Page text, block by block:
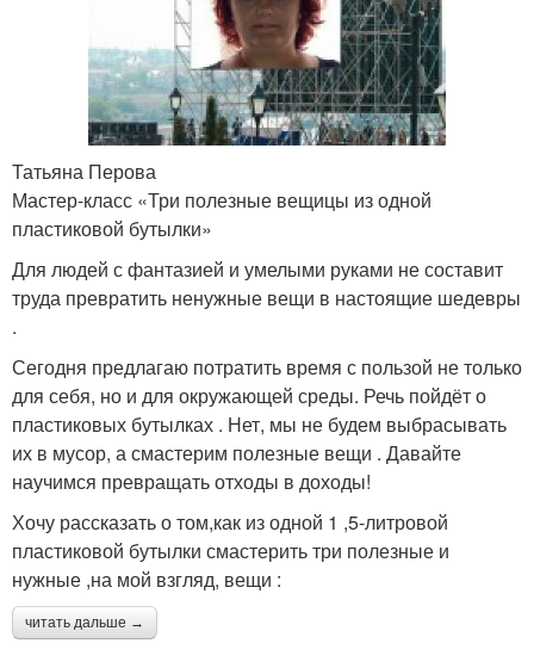
Татьяна Перова
Мастер-класс «Три полезные вещицы из одной
пластиковой бутылки»
Для людей с фантазией и умелыми руками не составит
труда превратить ненужные вещи в настоящие шедевры
.
Сегодня предлагаю потратить время с пользой не только
для себя, но и для окружающей среды. Речь пойдёт о
пластиковых бутылках . Нет, мы не будем выбрасывать
их в мусор, а смастерим полезные вещи . Давайте
научимся превращать отходы в доходы!
Хочу рассказать о том,как из одной 1 ,5-литровой
пластиковой бутылки смастерить три полезные и
нужные ,на мой взгляд, вещи :
читать дальше →